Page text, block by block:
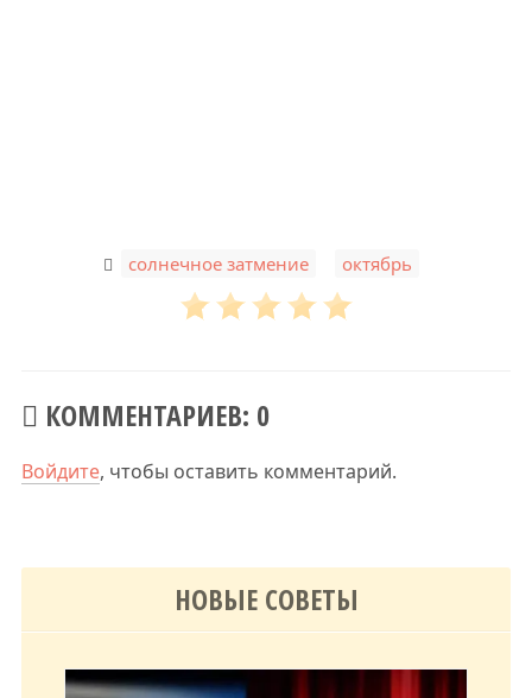
солнечное затмение октябрь
КОММЕНТАРИЕВ: 0
Войдите, чтобы оставить комментарий.
НОВЫЕ СОВЕТЫ